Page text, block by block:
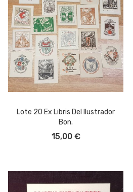
Lote 20 Ex Libris Del Ilustrador
Bon.
15,00 €